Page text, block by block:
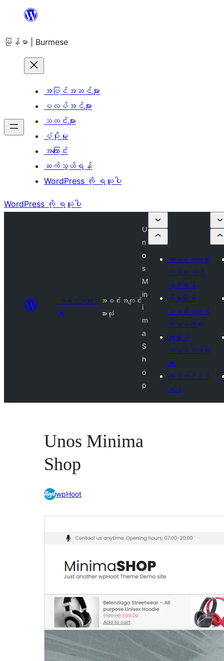
အကြောင်းအရာ
ကျော်သွား
မြန်မာ | Burmese
အပြင်အဆင်များ
ပလပ်အင်များ
သတင်းများ
ပံ့ပိုးမှု
အကြောင်း
ဆက်သွယ်ရန်
WordPress ကို ရယူပါ
WordPress ကို ရယူပါ
အခင်းအကျင်း
များ
အခင်းအကျင်း
အားလုံး
U
n
o
s
M
in
i
m
a
S
h
o
p
အခင်းအကျင်း
တစ်ခု တင်
သွင်းရန်
စီးပွားဖြစ်
အခင်းအကျင်း
ကုမ္ပဏီများ
ကျွန်ုပ်
အနှစ်သက်ဆုံး
များ
လော့ဂ်အင်ဝင်
ရန်
Unos Minima
Shop
wpHoot